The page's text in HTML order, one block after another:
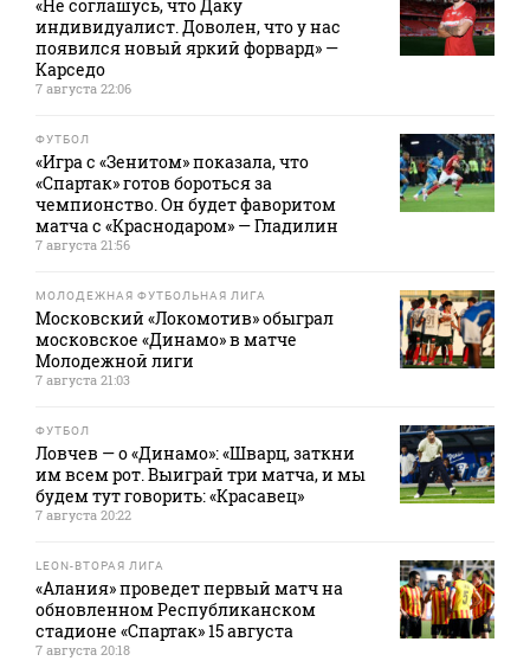
«Не соглашусь, что Даку
индивидуалист. Доволен, что у нас
появился новый яркий форвард» —
Карседо
7 августа 22:06
ФУТБОЛ
«Игра с «Зенитом» показала, что
«Спартак» готов бороться за
чемпионство. Он будет фаворитом
матча с «Краснодаром» — Гладилин
7 августа 21:56
МОЛОДЕЖНАЯ ФУТБОЛЬНАЯ ЛИГА
Московский «Локомотив» обыграл
московское «Динамо» в матче
Молодежной лиги
7 августа 21:03
ФУТБОЛ
Ловчев — о «Динамо»: «Шварц, заткни
им всем рот. Выиграй три матча, и мы
будем тут говорить: «Красавец»
7 августа 20:22
LEON-ВТОРАЯ ЛИГА
«Алания» проведет первый матч на
обновленном Республиканском
стадионе «Спартак» 15 августа
7 августа 20:18